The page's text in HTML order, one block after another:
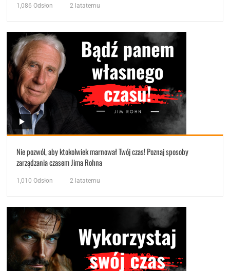
1,086 Odsłon 2 latatemu
Nie pozwól, aby ktokolwiek marnował Twój czas! Poznaj sposoby
zarządzania czasem Jima Rohna
1,010 Odsłon 2 latatemu